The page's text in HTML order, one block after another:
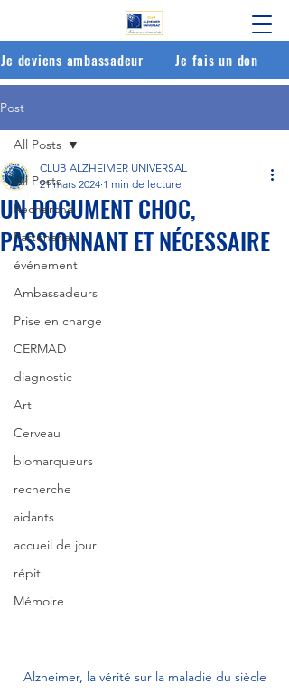
Je fais un don
Je deviens ambassadeur
Post
All Posts
Recherche
Partenariat
événement
Ambassadeurs
Prise en charge
CERMAD
diagnostic
Art
Cerveau
biomarqueurs
recherche
aidants
accueil de jour
répit
Mémoire
All Posts
UN DOCUMENT CHOC,
PASSIONNANT ET NÉCESSAIRE
CLUB ALZHEIMER UNIVERSAL
21 mars 2024 1 min de lecture
Alzheimer, la vérité sur la maladie du siècle